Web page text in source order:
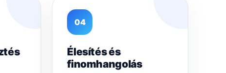
04
Élesítés és
finomhangolás